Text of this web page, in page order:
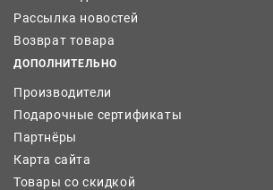
Рассылка новостей
Возврат товара
ДОПОЛНИТЕЛЬНО
Производители
Подарочные сертификаты
Партнёры
Карта сайта
Товары со скидкой